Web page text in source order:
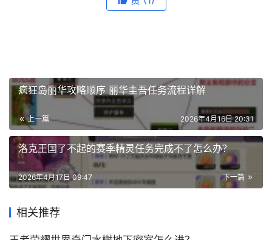
疯狂岛丽华攻略顺序 丽华圭吾任务流程详解
上一篇 2026年4月16日 20:31
洛克王国了不起的赛季精灵任务完成不了怎么办？
下一篇
2026年4月17日 09:47
相关推荐